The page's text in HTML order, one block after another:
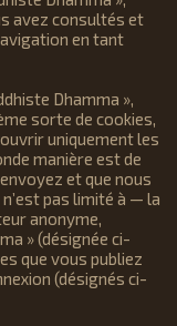
avez consultés et
en tant
Dhamma »,
sorte de cookies,
uniquement les
manière est de
et que nous
pas limité à — la
anonyme,
» (désignée ci-
que vous publiez
(désignés ci-